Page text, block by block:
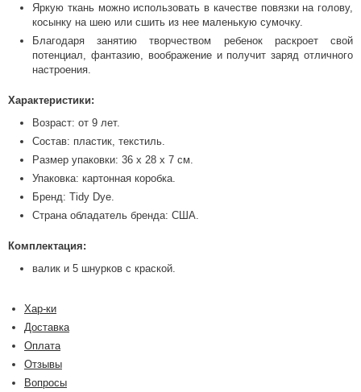
Яркую ткань можно использовать в качестве повязки на голову,
косынку на шею или сшить из нее маленькую сумочку.
Благодаря занятию творчеством ребенок раскроет свой
потенциал, фантазию, воображение и получит заряд отличного
настроения.
Характеристики:
Возраст: от 9 лет.
Состав: пластик, текстиль.
Размер упаковки: 36 x 28 x 7 см.
Упаковка: картонная коробка.
Бренд: Tidy Dye.
Страна обладатель бренда: США.
Комплектация:
валик и 5 шнурков с краской.
Хар-ки
Доставка
Оплата
Отзывы
Вопросы